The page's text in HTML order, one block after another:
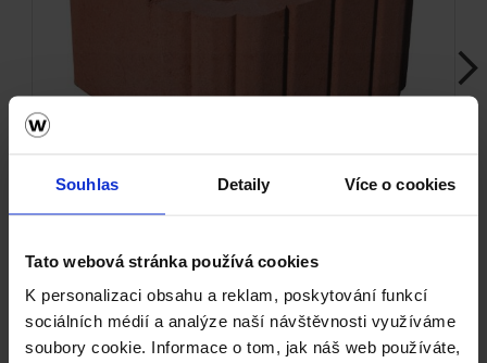
Souhlas Detaily Více o cookies
Tato webová stránka používá cookies
K personalizaci obsahu a reklam, poskytování funkcí
sociálních médií a analýze naší návštěvnosti využíváme
soubory cookie. Informace o tom, jak náš web používáte,
Miniflor - červená
Next